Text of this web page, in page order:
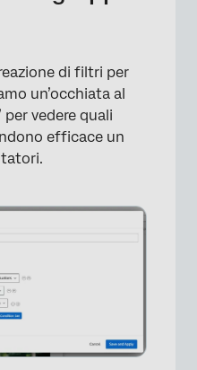
di filtri per
un’occhiata al
vedere quali
efficace un